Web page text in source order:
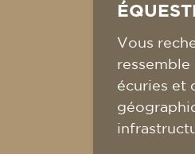
Vous
ressemble
écuries et